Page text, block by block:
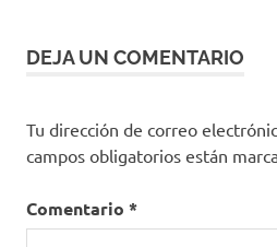
DEJA UN COMENTARIO
Tu dirección de correo
campos obligatorios están
Comentario *